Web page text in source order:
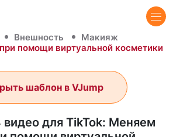
Внешность
Макияж
помощи виртуальной косметики
видео для TikTok: Меняем
шаблон в VJump